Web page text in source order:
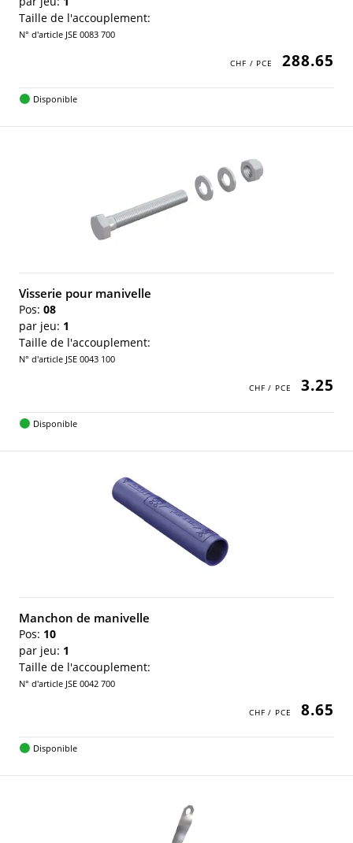
Taille de l'accouplement:
N° d'article JSE 0083 700
288.65
Disponible
Visserie pour manivelle
Pos: 08
par jeu: 1
Taille de l'accouplement:
N° d'article JSE 0043 100
3.25
Disponible
Manchon de manivelle
Pos: 10
par jeu: 1
Taille de l'accouplement:
N° d'article JSE 0042 700
8.65
Disponible